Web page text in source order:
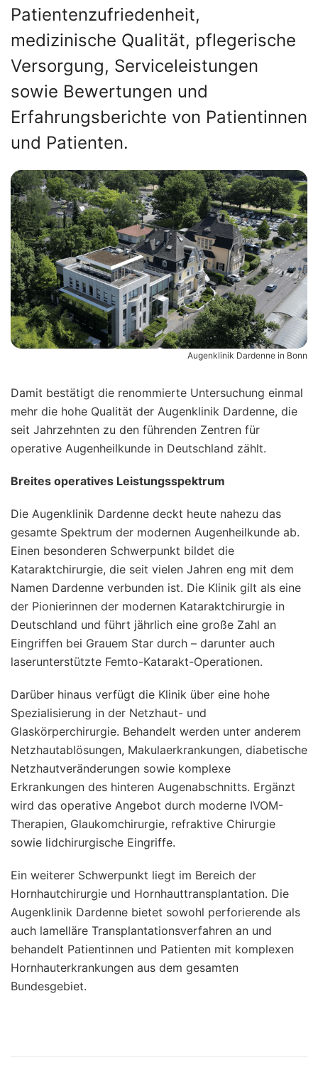
Patientenzufriedenheit,
medizinische Qualität, pflegerische
Versorgung, Serviceleistungen
sowie Bewertungen und
Erfahrungsberichte von Patientinnen
und Patienten.
Augenklinik Dardenne in Bonn
Damit bestätigt die renommierte Untersuchung einmal
mehr die hohe Qualität der Augenklinik Dardenne, die
seit Jahrzehnten zu den führenden Zentren für
operative Augenheilkunde in Deutschland zählt.
Breites operatives Leistungsspektrum
Die Augenklinik Dardenne deckt heute nahezu das
gesamte Spektrum der modernen Augenheilkunde ab.
Einen besonderen Schwerpunkt bildet die
Kataraktchirurgie, die seit vielen Jahren eng mit dem
Namen Dardenne verbunden ist. Die Klinik gilt als eine
der Pionierinnen der modernen Kataraktchirurgie in
Deutschland und führt jährlich eine große Zahl an
Eingriffen bei Grauem Star durch – darunter auch
laserunterstützte Femto-Katarakt-Operationen.
Darüber hinaus verfügt die Klinik über eine hohe
Spezialisierung in der Netzhaut- und
Glaskörperchirurgie. Behandelt werden unter anderem
Netzhautablösungen, Makulaerkrankungen, diabetische
Netzhautveränderungen sowie komplexe
Erkrankungen des hinteren Augenabschnitts. Ergänzt
wird das operative Angebot durch moderne IVOM-
Therapien, Glaukomchirurgie, refraktive Chirurgie
sowie lidchirurgische Eingriffe.
Ein weiterer Schwerpunkt liegt im Bereich der
Hornhautchirurgie und Hornhauttransplantation. Die
Augenklinik Dardenne bietet sowohl perforierende als
auch lamelläre Transplantationsverfahren an und
behandelt Patientinnen und Patienten mit komplexen
Hornhauterkrankungen aus dem gesamten
Bundesgebiet.